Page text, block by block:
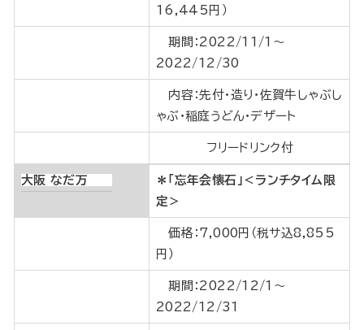
16,445円）
期間：2022/11/1～
2022/12/30
内容：先付・造り・佐賀牛しゃぶし
ゃぶ・稲庭うどん・デザート
フリードリンク付
大阪 なだ万
＊「忘年会懐石」＜ランチタイム限
定＞
価格：7,000円（税サ込8,855
円）
期間：2022/12/1～
2022/12/31